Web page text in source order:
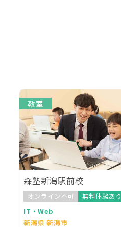
教室
森塾新潟駅前校
オンライン不可
無料体験あり
IT・Web
新潟県 新潟市